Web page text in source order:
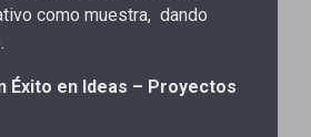
como muestra, dando
Éxito en Ideas – Proyectos